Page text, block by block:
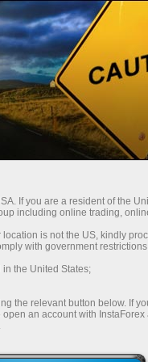
платформа
Партнерам
для
Ти
If you are a resident of the
including online trading,
is not the US, kindly
with government
the United States;
the relevant button below. If
an account with InstaForex